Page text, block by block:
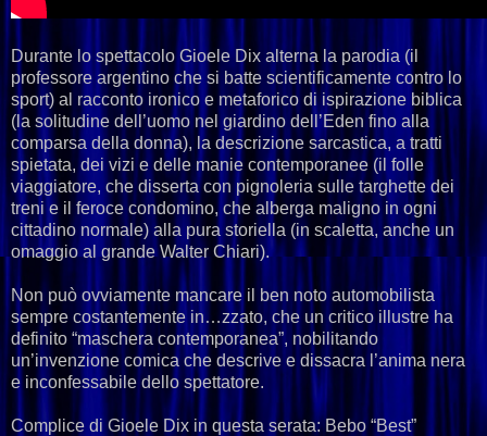
Durante lo spettacolo Gioele Dix alterna la parodia (il
professore argentino che si batte scientificamente contro lo
sport) al racconto ironico e metaforico di ispirazione biblica
(la solitudine dell’uomo nel giardino dell’Eden fino alla
comparsa della donna), la descrizione sarcastica, a tratti
spietata, dei vizi e delle manie contemporanee (il folle
viaggiatore, che disserta con pignoleria sulle targhette dei
treni e il feroce condomino, che alberga maligno in ogni
cittadino normale) alla pura storiella (in scaletta, anche un
omaggio al grande Walter Chiari).
Non può ovviamente mancare il ben noto automobilista
sempre costantemente in…zzato, che un critico illustre ha
definito “maschera contemporanea”, nobilitando
un’invenzione comica che descrive e dissacra l’anima nera
e inconfessabile dello spettatore.
Complice di Gioele Dix in questa serata: Bebo “Best”